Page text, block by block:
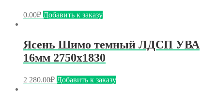
0.00₽ Добавить к заказу
Ясень Шимо темный ЛДСП УВА
16мм 2750х1830
2 280.00₽ Добавить к заказу